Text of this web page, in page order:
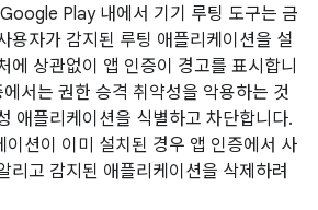
Play 내에서 기기 루팅 도구는 금
용자가 감지된 루팅 애플리케이션을 설
에 상관없이 앱 인증이 경고를 표시합니
서는 권한 승격 취약성을 악용하는 것
애플리케이션을 식별하고 차단합니다.
이션이 이미 설치된 경우 앱 인증에서 사
리고 감지된 애플리케이션을 삭제하려